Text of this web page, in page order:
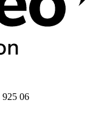
925 06